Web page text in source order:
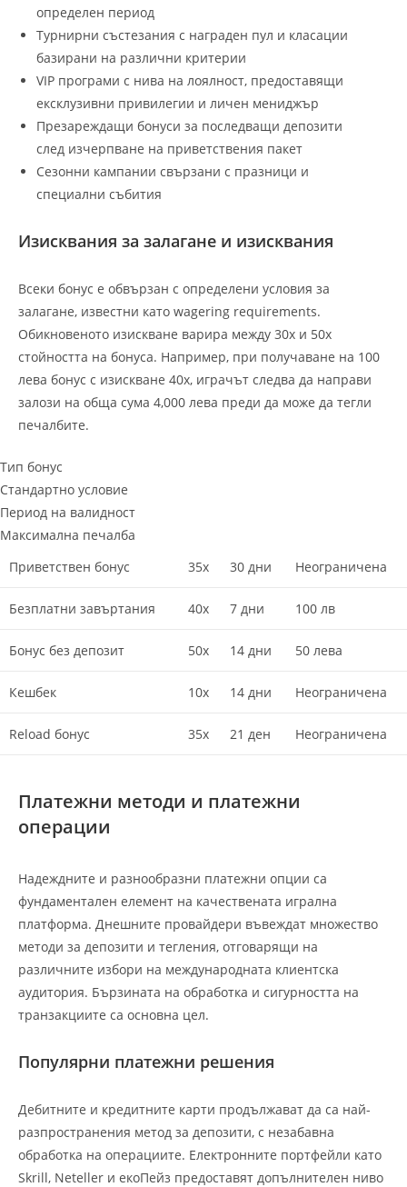
определен период
Турнирни състезания с награден пул и класации
базирани на различни критерии
VIP програми с нива на лоялност, предоставящи
ексклузивни привилегии и личен мениджър
Презареждащи бонуси за последващи депозити
след изчерпване на приветствения пакет
Сезонни кампании свързани с празници и
специални събития
Изисквания за залагане и изисквания
Всеки бонус е обвързан с определени условия за
залагане, известни като wagering requirements.
Обикновеното изискване варира между 30x и 50x
стойността на бонуса. Например, при получаване на 100
лева бонус с изискване 40x, играчът следва да направи
залози на обща сума 4,000 лева преди да може да тегли
печалбите.
Тип бонус
Стандартно условие
Период на валидност
Максимална печалба
Приветствен бонус
35x 30 дни Неограничена
Безплатни завъртания 40x 7 дни 100 лв
Бонус без депозит 50x 14 дни 50 лева
Кешбек 10x 14 дни Неограничена
Reload бонус 35x 21 ден Неограничена
Платежни методи и платежни
операции
Надеждните и разнообразни платежни опции са
фундаментален елемент на качествената игрална
платформа. Днешните провайдери въвеждат множество
методи за депозити и тегления, отговарящи на
различните избори на международната клиентска
аудитория. Бързината на обработка и сигурността на
транзакциите са основна цел.
Популярни платежни решения
Дебитните и кредитните карти продължават да са най-
разпространения метод за депозити, с незабавна
обработка на операциите. Електронните портфейли като
Skrill, Neteller и екоПейз предоставят допълнителен ниво